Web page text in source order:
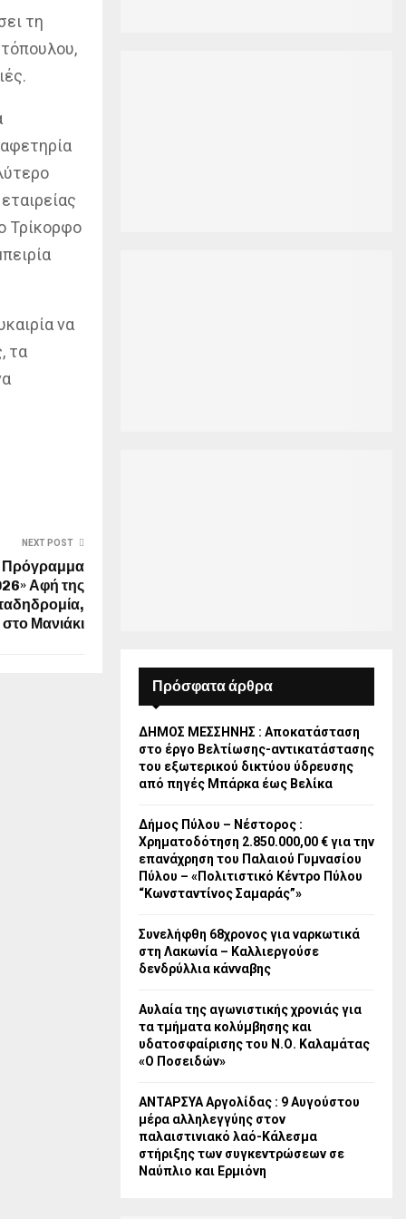
τη
Τρίκορφο
να
τα
NEXT POST
Αφή της
στο Μανιάκι
Πρόσφατα άρθρα
ΔΗΜΟΣ ΜΕΣΣΗΝΗΣ : Αποκατάσταση
στο έργο Βελτίωσης-αντικατάστασης
του εξωτερικού δικτύου ύδρευσης
από πηγές Μπάρκα έως Βελίκα
Δήμος Πύλου – Νέστορος :
Χρηματοδότηση 2.850.000,00 € για την
επανάχρηση του Παλαιού Γυμνασίου
Πύλου – «Πολιτιστικό Κέντρο Πύλου
“Κωνσταντίνος Σαμαράς”»
Συνελήφθη 68χρονος για ναρκωτικά
στη Λακωνία – Καλλιεργούσε
δενδρύλλια κάνναβης
Αυλαία της αγωνιστικής χρονιάς για
τα τμήματα κολύμβησης και
υδατοσφαίρισης του Ν.Ο. Καλαμάτας
«Ο Ποσειδών»
ΑΝΤΑΡΣΥΑ Αργολίδας : 9 Αυγούστου
μέρα αλληλεγγύης στον
παλαιστινιακό λαό-Κάλεσμα
στήριξης των συγκεντρώσεων σε
Ναύπλιο και Ερμιόνη